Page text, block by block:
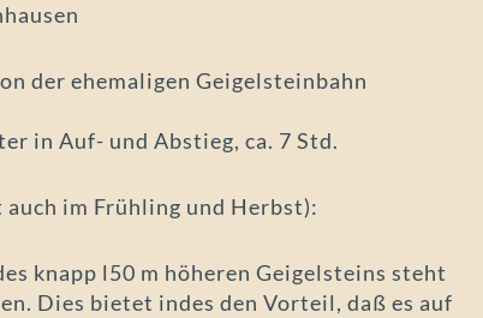
der ehemaligen Geigelsteinbahn
in Auf- und Abstieg, ca. 7 Std.
im Frühling und Herbst):
knapp l50 m höheren Geigelsteins steht
Dies bietet indes den Vorteil, daß es auf